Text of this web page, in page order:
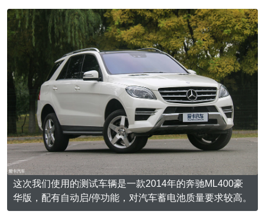
这次我们使用的测试车辆是一款2014年的奔驰ML400豪
华版，配有自动启/停功能，对汽车蓄电池质量要求较高。